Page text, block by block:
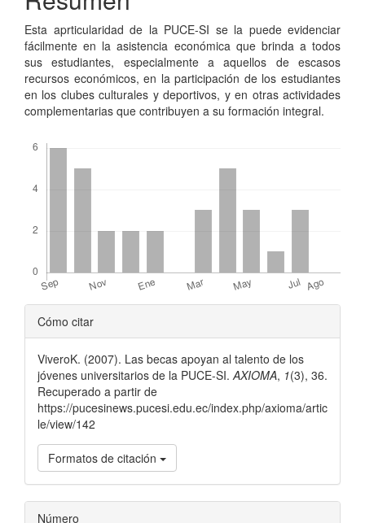
artículo
Esta aprticularidad de la PUCE-SI se la puede evidenciar
fácilmente en la asistencia económica que brinda a todos
sus estudiantes, especialmente a aquellos de escasos
recursos económicos, en la participación de los estudiantes
en los clubes culturales y deportivos, y en otras actividades
complementarias que contribuyen a su formación integral.
Detalles
del
artículo
Cómo citar
ViveroK. (2007). Las becas apoyan al talento de los
jóvenes universitarios de la PUCE-SI.AXIOMA, 1(3), 36.
Recuperado a partir de
https://pucesinews.pucesi.edu.ec/index.php/axioma/artic
le/view/142
Formatos de citación
Número